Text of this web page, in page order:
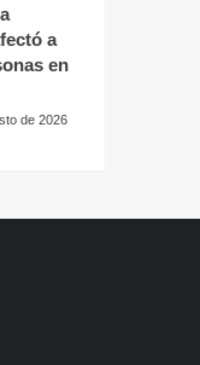
a
en
de 2026